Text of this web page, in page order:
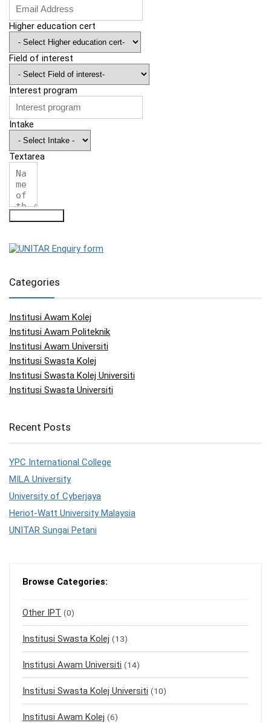
Higher education cert
Field of interest
Interest program
Intake
Textarea
Categories
Institusi Awam Kolej
Institusi Awam Politeknik
Institusi Awam Universiti
Institusi Swasta Kolej
Institusi Swasta Kolej Universiti
Institusi Swasta Universiti
Recent Posts
YPC International College
MILA University
University of Cyberjaya
Heriot-Watt University Malaysia
UNITAR Sungai Petani
Browse Categories:
Other IPT (0)
Institusi Swasta Kolej (13)
Institusi Awam Universiti (14)
Institusi Swasta Kolej Universiti (10)
Institusi Awam Kolej (6)